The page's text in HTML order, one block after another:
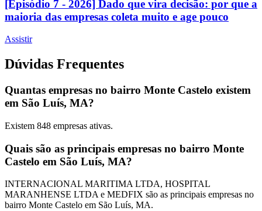
[Episódio 7 - 2026] Dado que vira decisão: por que a
maioria das empresas coleta muito e age pouco
Assistir
Dúvidas Frequentes
Quantas empresas no bairro Monte Castelo existem
em São Luís, MA?
Existem 848 empresas ativas.
Quais são as principais empresas no bairro Monte
Castelo em São Luís, MA?
INTERNACIONAL MARITIMA LTDA, HOSPITAL
MARANHENSE LTDA e MEDFIX são as principais empresas no
bairro Monte Castelo em São Luís, MA.